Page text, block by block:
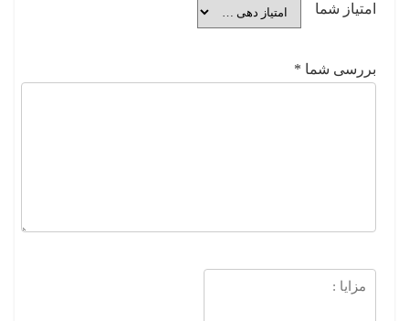
امتیاز شما
بررسی شما *